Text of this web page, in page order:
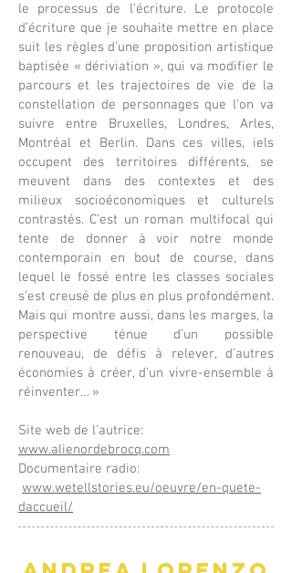
le processus de l’écriture. Le protocole
d’écriture que je souhaite mettre en place
suit les règles d’une proposition artistique
baptisée « dériviation », qui va modifier le
parcours et les trajectoires de vie de la
constellation de personnages que l’on va
suivre entre Bruxelles, Londres, Arles,
Montréal et Berlin. Dans ces villes, iels
occupent des territoires différents, se
meuvent dans des contextes et des
milieux socioéconomiques et culturels
contrastés. C’est un roman multifocal qui
tente de donner à voir notre monde
contemporain en bout de course, dans
lequel le fossé entre les classes sociales
s’est creusé de plus en plus profondément.
Mais qui montre aussi, dans les marges, la
perspective ténue d’un possible
renouveau, de défis à relever, d’autres
économies à créer, d’un vivre-ensemble à
réinventer… »
Site web de l'autrice:
www.alienordebrocq.com
Documentaire radio:
www.wetellstories.eu/oeuvre/en-quete-
daccueil/